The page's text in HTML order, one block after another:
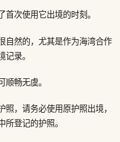
次使用它出境的时刻。
自然的，尤其是作为海湾合作
记录。
顺畅无虞。
，请务必使用原护照出境，
所登记的护照。